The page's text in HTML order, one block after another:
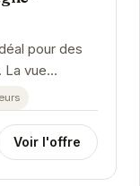
pour des
La vue
Voir l'offre